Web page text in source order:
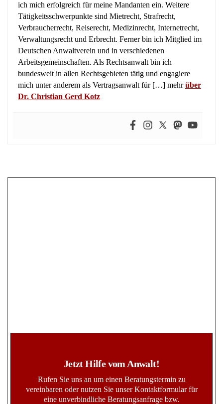
ich mich erfolgreich für meine Mandanten ein. Weitere
Tätigkeitsschwerpunkte sind Mietrecht, Strafrecht,
Verbraucherrecht, Reiserecht, Medizinrecht, Internetrecht,
Verwaltungsrecht und Erbrecht. Ferner bin ich Mitglied im
Deutschen Anwaltverein und in verschiedenen
Arbeitsgemeinschaften. Als Rechtsanwalt bin ich
bundesweit in allen Rechtsgebieten tätig und engagiere
mich unter anderem als Vertragsanwalt für […] mehrüber
Dr. Christian Gerd Kotz
Jetzt Hilfe vom Anwalt!
Rufen Sie uns an um einen Beratungstermin zu
vereinbaren oder nutzen Sie unser Kontaktformular für
eine unverbindliche Beratungsanfrage bzw.